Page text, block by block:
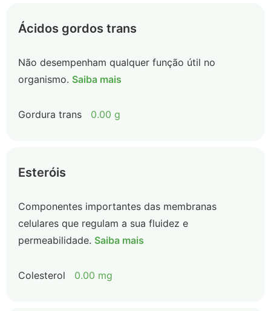
Ácidos gordos trans
Não desempenham qualquer função útil no
organismo. Saiba mais
Gordura trans 0.00 g
Esteróis
Componentes importantes das membranas
celulares que regulam a sua fluidez e
permeabilidade. Saiba mais
Colesterol 0.00 mg